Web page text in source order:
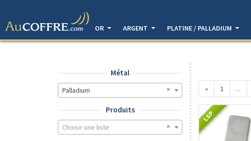
OR
ARGENT PLATINE / PALLADIUM
Métal
Palladium
Produits
Choisir une liste
« 1 ...
LSP